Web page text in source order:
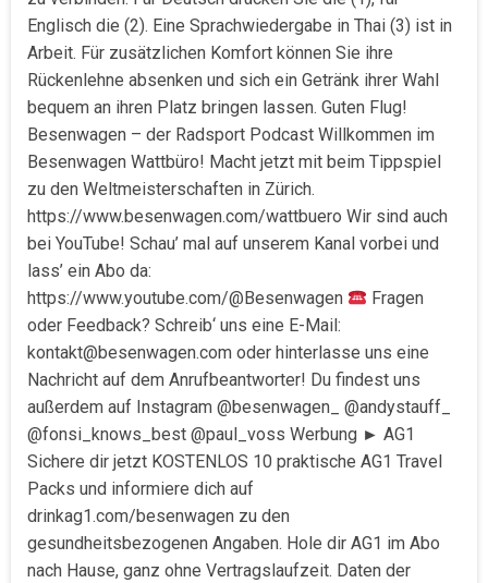
Englisch die (2). Eine Sprachwiedergabe in Thai (3) ist in
Arbeit. Für zusätzlichen Komfort können Sie ihre
Rückenlehne absenken und sich ein Getränk ihrer Wahl
bequem an ihren Platz bringen lassen. Guten Flug!
Besenwagen – der Radsport Podcast Willkommen im
Besenwagen Wattbüro! Macht jetzt mit beim Tippspiel
zu den Weltmeisterschaften in Zürich.
https://www.besenwagen.com/wattbuero Wir sind auch
bei YouTube! Schau’ mal auf unserem Kanal vorbei und
lass’ ein Abo da:
https://www.youtube.com/@Besenwagen
Fragen
oder Feedback? Schreib‘ uns eine E-Mail:
kontakt@besenwagen.com oder hinterlasse uns eine
Nachricht auf dem Anrufbeantworter! Du findest uns
außerdem auf Instagram @besenwagen_ @andystauff_
@fonsi_knows_best @paul_voss Werbung ► AG1
Sichere dir jetzt KOSTENLOS 10 praktische AG1 Travel
Packs und informiere dich auf
drinkag1.com/besenwagen zu den
gesundheitsbezogenen Angaben. Hole dir AG1 im Abo
nach Hause, ganz ohne Vertragslaufzeit. Daten der